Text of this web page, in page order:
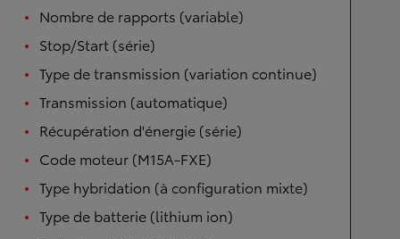
Nombre de rapports (variable)
Stop/Start (série)
Type de transmission (variation continue)
Transmission (automatique)
Récupération d'énergie (série)
Code moteur (M15A-FXE)
Type hybridation (à configuration mixte)
Type de batterie (lithium ion)